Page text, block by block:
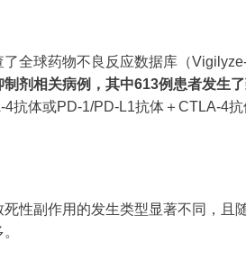
全球药物不良反应数据库（
剂相关病例，其中613例患者发生
4抗体或PD-1/PD-L1抗体＋CTLA-4抗
性副作用的发生类型显著不同，且